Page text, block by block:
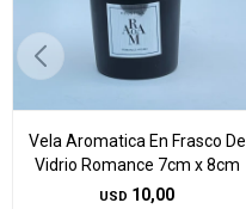
Vela Aromatica En Frasco De
Vidrio Romance 7cm x 8cm
USD 10,00